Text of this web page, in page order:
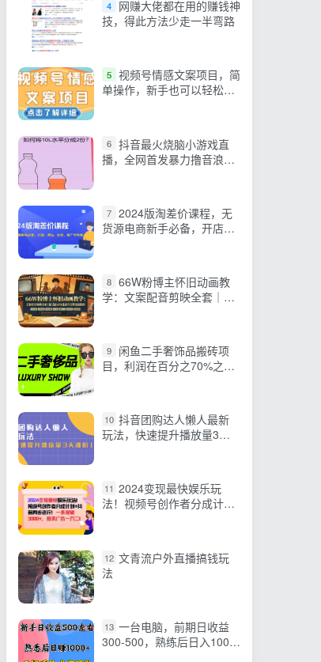
4
网赚大佬都在用的赚钱神
技，得此方法少走一半弯路
5 视频号情感文案项目，简
单操作，新手也可以轻松上
6 抖音最火烧脑小游戏直
播，全网首发暴力撸音浪，
7 2024版淘差价课程，无
货源电商新手必备，开店、
8 66W粉博主怀旧动画教
学：文案配音剪映全套｜精
9
闲鱼二手奢饰品搬砖项
目，利润在百分之70%之
10 抖音团购达人懒人最新
玩法，快速提升播放量3天
11 2024变现最快娱乐玩
法！视频号创作者分成计划
12 文青流户外直播搞钱玩
法
13 一台电脑，前期日收益
300-500，熟练后日入1000